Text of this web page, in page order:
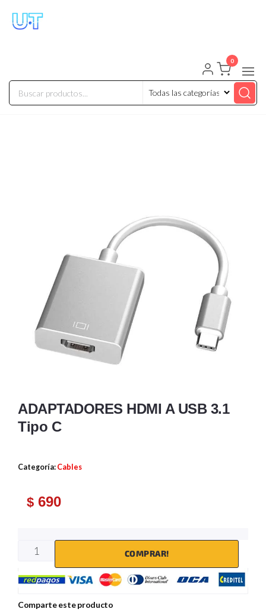
0
ADAPTADORES HDMI A USB 3.1
Tipo C
Categoría: Cables
$ 690
COMPRAR!
Comparte este producto